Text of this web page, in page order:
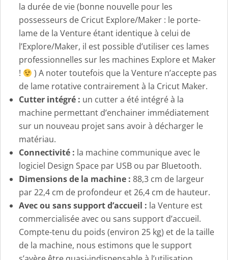
la durée de vie (bonne nouvelle pour les
possesseurs de Cricut Explore/Maker : le porte-
lame de la Venture étant identique à celui de
l’Explore/Maker, il est possible d’utiliser ces lames
professionnelles sur les machines Explore et Maker
!
) A noter toutefois que la Venture n’accepte pas
de lame rotative contrairement à la Cricut Maker.
Cutter intégré : un cutter a été intégré à la
machine permettant d’enchainer immédiatement
sur un nouveau projet sans avoir à décharger le
matériau.
Connectivité : la machine communique avec le
logiciel Design Space par USB ou par Bluetooth.
Dimensions de la machine : 88,3 cm de largeur
par 22,4 cm de profondeur et 26,4 cm de hauteur.
Avec ou sans support d’accueil : la Venture est
commercialisée avec ou sans support d’accueil.
Compte-tenu du poids (environ 25 kg) et de la taille
de la machine, nous estimons que le support